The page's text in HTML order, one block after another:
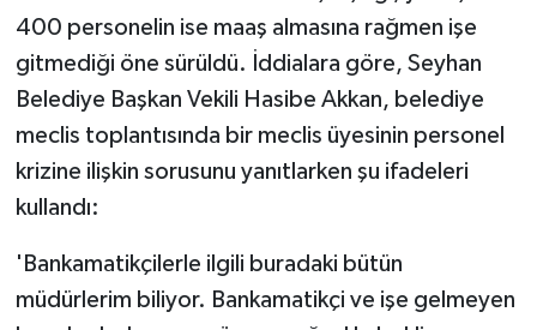
400 personelin ise maaş almasına rağmen işe
gitmediği öne sürüldü. İddialara göre, Seyhan
Belediye Başkan Vekili Hasibe Akkan, belediye
meclis toplantısında bir meclis üyesinin personel
krizine ilişkin sorusunu yanıtlarken şu ifadeleri
kullandı:
'Bankamatikçilerle ilgili buradaki bütün
müdürlerim biliyor. Bankamatikçi ve işe gelmeyen